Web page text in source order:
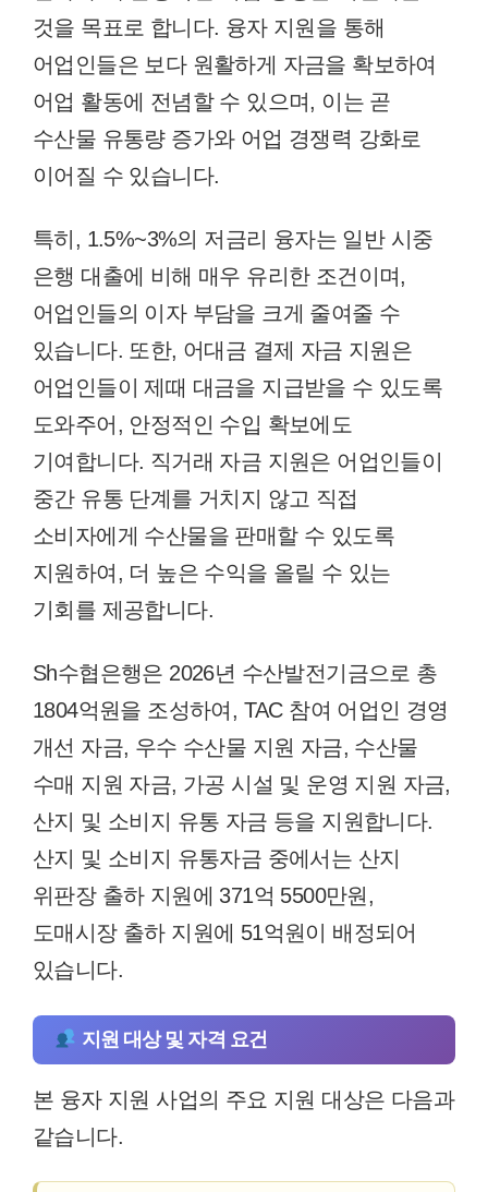
것을 목표로 합니다. 융자 지원을 통해
어업인들은 보다 원활하게 자금을 확보하여
어업 활동에 전념할 수 있으며, 이는 곧
수산물 유통량 증가와 어업 경쟁력 강화로
이어질 수 있습니다.
특히, 1.5%~3%의 저금리 융자는 일반 시중
은행 대출에 비해 매우 유리한 조건이며,
어업인들의 이자 부담을 크게 줄여줄 수
있습니다. 또한, 어대금 결제 자금 지원은
어업인들이 제때 대금을 지급받을 수 있도록
도와주어, 안정적인 수입 확보에도
기여합니다. 직거래 자금 지원은 어업인들이
중간 유통 단계를 거치지 않고 직접
소비자에게 수산물을 판매할 수 있도록
지원하여, 더 높은 수익을 올릴 수 있는
기회를 제공합니다.
Sh수협은행은 2026년 수산발전기금으로 총
1804억원을 조성하여, TAC 참여 어업인 경영
개선 자금, 우수 수산물 지원 자금, 수산물
수매 지원 자금, 가공 시설 및 운영 지원 자금,
산지 및 소비지 유통 자금 등을 지원합니다.
산지 및 소비지 유통자금 중에서는 산지
위판장 출하 지원에 371억 5500만원,
도매시장 출하 지원에 51억원이 배정되어
있습니다.
지원 대상 및 자격 요건
본 융자 지원 사업의 주요 지원 대상은 다음과
같습니다.